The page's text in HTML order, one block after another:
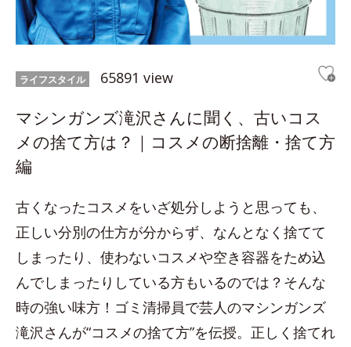
ライフスタイル 65891 view
マシンガンズ滝沢さんに聞く、古いコス
メの捨て方は？｜コスメの断捨離・捨て方
編
古くなったコスメをいざ処分しようと思っても、
正しい分別の仕方が分からず、なんとなく捨てて
しまったり、使わないコスメや空き容器をため込
んでしまったりしている方もいるのでは？そんな
時の強い味方！ゴミ清掃員で芸人のマシンガンズ
滝沢さんが“コスメの捨て方”を伝授。正しく捨てれ